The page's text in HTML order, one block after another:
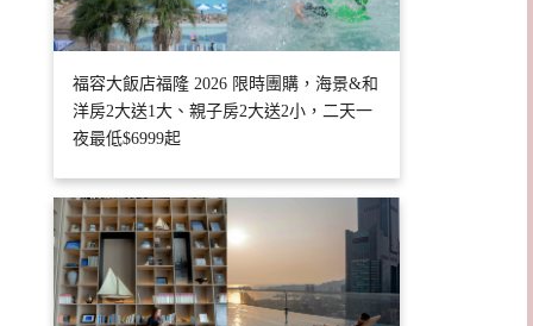
福容大飯店福隆 2026 限時團購，海景&和
洋房2大送1大、親子房2大送2小，二天一
夜最低$6999起